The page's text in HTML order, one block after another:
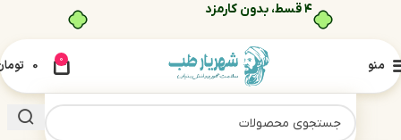
۴ قسط، بدون کارمزد
منو 0
0